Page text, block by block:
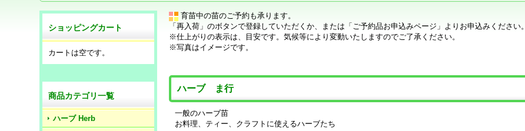
ショッピングカート
カートは空です。
商品カテゴリ一覧
ハーブ Herb
育苗中の苗のご予約も承ります。
「再入荷」のボタンで登録していただくか、または「ご予約品お申込みページ」よりお申込みください。
※仕上がりの表示は、目安です。気候等により変動いたしますのでご了承ください。
※写真はイメージです。
ハーブ ま行
一般のハーブ苗
お料理、ティー、クラフトに使えるハーブたち